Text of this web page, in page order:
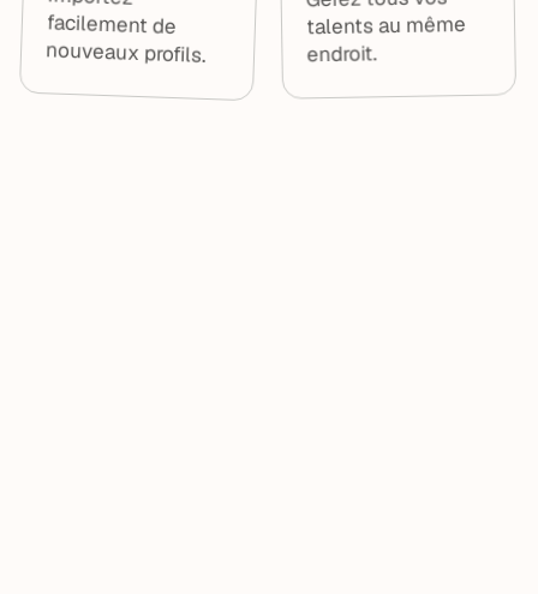
nouveaux profils.
talents au même
endroit.